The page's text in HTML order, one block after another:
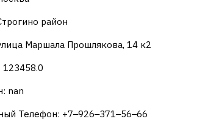
район
Маршала Прошлякова, 14 к2
nan
Телефон: +7‒926‒371‒56‒66